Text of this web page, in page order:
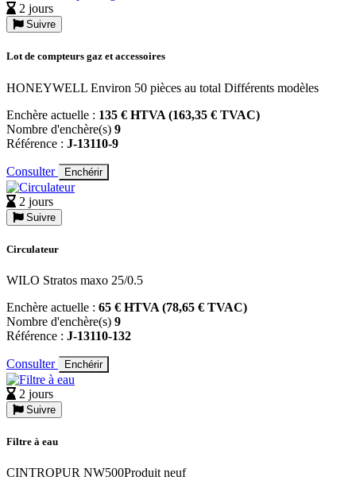
2 jours
Suivre
Lot de compteurs gaz et accessoires
HONEYWELL Environ 50 pièces au total Différents modèles
Enchère actuelle : 135 € HTVA (163,35 € TVAC)
Nombre d'enchère(s) 9
Référence : J-13110-9
Consulter Enchérir
2 jours
Suivre
Circulateur
WILO Stratos maxo 25/0.5
Enchère actuelle : 65 € HTVA (78,65 € TVAC)
Nombre d'enchère(s) 9
Référence : J-13110-132
Consulter Enchérir
2 jours
Suivre
Filtre à eau
CINTROPUR NW500Produit neuf